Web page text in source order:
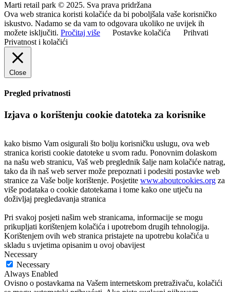
Marti retail park © 2025. Sva prava pridržana
Ova web stranica koristi kolačiće da bi poboljšala vaše korisničko
iskustvo. Nadamo se da vam to odgovara ukoliko ne uvijek ih
možete isključiti. Pročitaj više Postavke kolačića
Prihvati
Privatnost i kolačići
Close
Pregled privatnosti
Izjava o korištenju cookie datoteka za korisnike
kako bismo Vam osigurali što bolju korisničku uslugu, ova web
stranica koristi cookie datoteke u svom radu. Ponovnim dolaskom
na našu web stranicu, Vaš web preglednik šalje nam kolačiće natrag,
tako da ih naš web server može prepoznati i podesiti postavke web
stranice za Vaše bolje korištenje. Posjetite www.aboutcookies.org za
više podataka o cookie datotekama i tome kako one utječu na
doživljaj pregledavanja stranica
Pri svakoj posjeti našim web stranicama, informacije se mogu
prikupljati korištenjem kolačića i upotrebom drugih tehnologija.
Korištenjem ovih web stranica pristajete na upotrebu kolačića u
skladu s uvjetima opisanim u ovoj obavijest
Necessary
Necessary
Always Enabled
Ovisno o postavkama na Vašem internetskom pretraživaču, kolačići